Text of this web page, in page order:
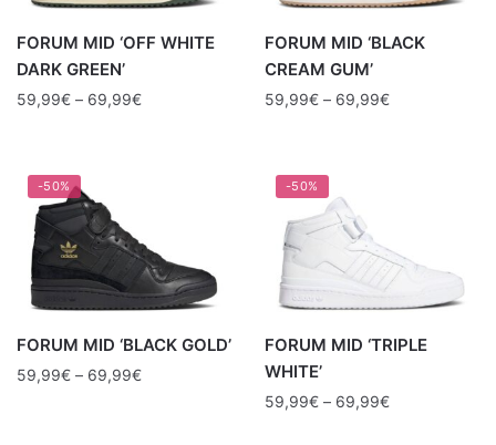
FORUM MID ‘OFF WHITE
DARK GREEN’
59,99€ – 69,99€
FORUM MID ‘BLACK
CREAM GUM’
59,99€ – 69,99€
-50%
FORUM MID ‘BLACK GOLD’
59,99€ – 69,99€
-50%
FORUM MID ‘TRIPLE
WHITE’
59,99€ – 69,99€